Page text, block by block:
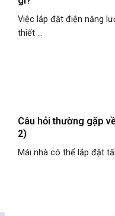
Việc lắp đặt điện năng
thiết ...
Câu hỏi thường gặp
2)
Mái nhà có thể lắp đặt